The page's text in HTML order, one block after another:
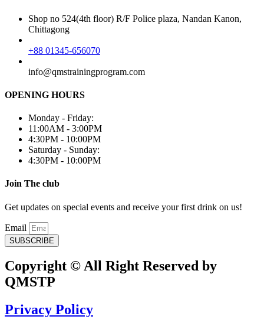
Shop no 524(4th floor) R/F Police plaza, Nandan Kanon,
Chittagong
+88 01345-656070
info@qmstrainingprogram.com
OPENING HOURS
Monday - Friday:
11:00AM - 3:00PM
4:30PM - 10:00PM
Saturday - Sunday:
4:30PM - 10:00PM
Join The club
Get updates on special events and receive your first drink on us!
Email
SUBSCRIBE
Copyright © All Right Reserved by
QMSTP
Privacy Policy